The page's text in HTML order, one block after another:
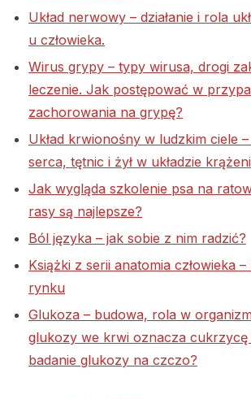
Układ nerwowy – działanie i rola
u człowieka.
Wirus grypy – typy wirusa, drogi
leczenie. Jak postępować w
zachorowania na grypę?
Układ krwionośny w ludzkim ciele
serca, tętnic i żył w układzie
Jak wygląda szkolenie psa na
rasy są najlepsze?
Ból języka – jak sobie z nim radzić?
Książki z serii anatomia człowieka
rynku
Glukoza – budowa, rola w
glukozy we krwi oznacza cukrzycę
badanie glukozy na czczo?